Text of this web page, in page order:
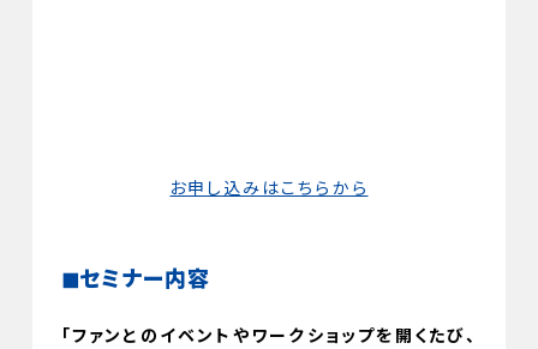
お申し込みはこちらから
◼︎セミナー内容
「ファンとのイベントやワークショップを開くたび、